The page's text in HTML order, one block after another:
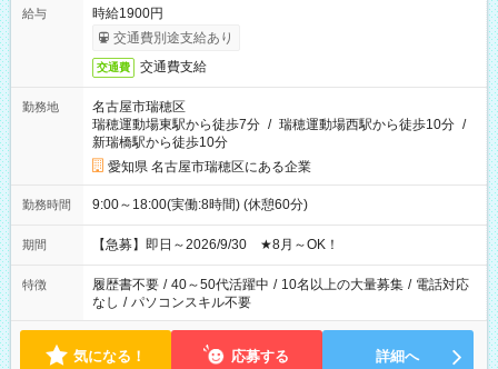
給与
時給1900円
交通費別途支給あり
交通費 交通費支給
勤務地
名古屋市瑞穂区
瑞穂運動場東駅から徒歩7分 / 瑞穂運動場西駅から徒歩10分 /
新瑞橋駅から徒歩10分
愛知県 名古屋市瑞穂区にある企業
勤務時間 9:00～18:00(実働:8時間) (休憩60分)
期間 【急募】即日～2026/9/30 ★8月～OK！
特徴 履歴書不要 / 40～50代活躍中 / 10名以上の大量募集 / 電話対応
なし / パソコンスキル不要
気になる！ 応募する 詳細へ